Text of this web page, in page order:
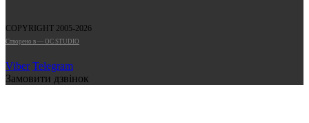
COPYRIGHT 2005-2026
Cтворено в — OC STUDIO
Viber Telegram
Замовити дзвінок